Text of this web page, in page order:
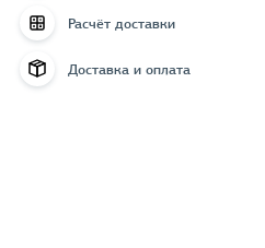
Расчёт доставки
Доставка и оплата